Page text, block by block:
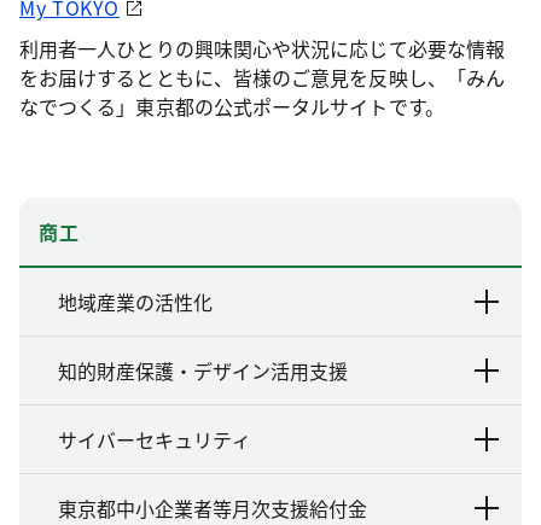
My TOKYO
利用者一人ひとりの興味関心や状況に応じて必要な情報
をお届けするとともに、皆様のご意見を反映し、「みん
なでつくる」東京都の公式ポータルサイトです。
商工
地域産業の活性化
知的財産保護・デザイン活用支援
サイバーセキュリティ
東京都中小企業者等月次支援給付金